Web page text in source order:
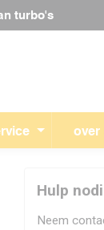
over
turbo's
Hulp
Neem